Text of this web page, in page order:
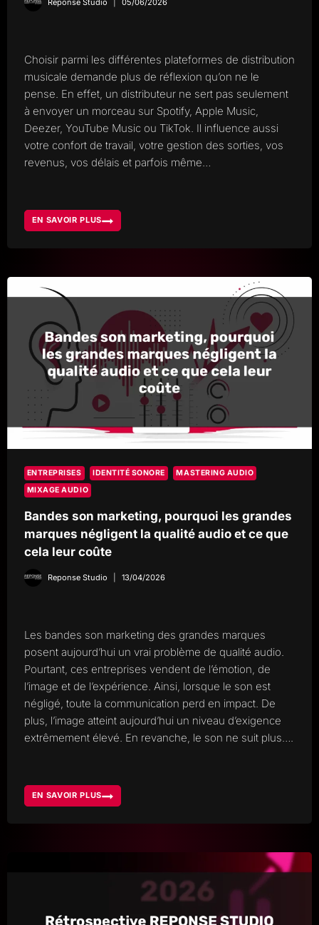
Reponse Studio 05/06/2026
Choisir parmi les différentes plateformes de distribution
musicale demande plus de réflexion qu’on ne le
pense. En effet, un distributeur ne sert pas seulement
à envoyer un morceau sur Spotify, Apple Music,
Deezer, YouTube Music ou TikTok. Il influence aussi
votre confort de travail, votre gestion des sorties, vos
revenus, vos délais et parfois même…
EN SAVOIR PLUS
PLATEFORMES
DE
BONNE
POUR
SORTIR
MUSIQUE
ENTREPRISES IDENTITÉ SONORE
MASTERING AUDIO
MIXAGE AUDIO
Bandes son marketing, pourquoi les grandes
marques négligent la qualité audio et ce que
cela leur coûte
Reponse Studio 13/04/2026
Les bandes son marketing des grandes marques
posent aujourd’hui un vrai problème de qualité audio.
Pourtant, ces entreprises vendent de l’émotion, de
l’image et de l’expérience. Ainsi, lorsque le son est
négligé, toute la communication perd en impact. De
plus, l’image atteint aujourd’hui un niveau d’exigence
extrêmement élevé. En revanche, le son ne suit plus….
EN SAVOIR PLUS
BANDES
SON
LEUR